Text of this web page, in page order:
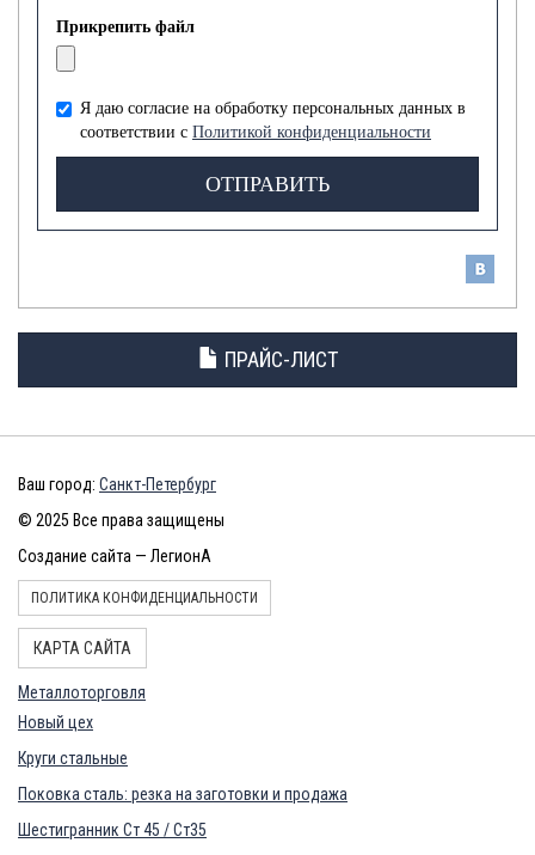
Прикрепить файл
Я даю согласие на обработку персональных данных в
соответствии с Политикой конфиденциальности
ОТПРАВИТЬ
ПРАЙС-ЛИСТ
Ваш город: Санкт-Петербург
© 2025 Все права защищены
Создание сайта — ЛегионА
ПОЛИТИКА КОНФИДЕНЦИАЛЬНОСТИ
КАРТА САЙТА
Металлоторговля
Новый цех
Круги стальные
Поковка сталь: резка на заготовки и продажа
Шестигранник Ст 45 / Ст35